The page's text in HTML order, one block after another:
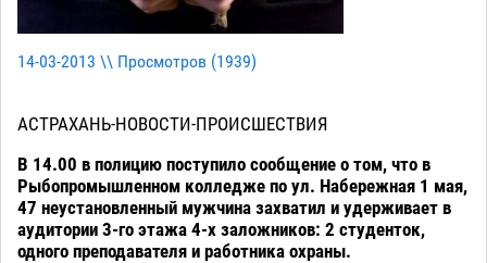
14-03-2013 \\ Просмотров (1939)
АСТРАХАНЬ-НОВОСТИ-ПРОИСШЕСТВИЯ
В 14.00 в полицию поступило сообщение о том, что в
Рыбопромышленном колледже по ул. Набережная 1 мая,
47 неустановленный мужчина захватил и удерживает в
аудитории 3-го этажа 4-х заложников: 2 студенток,
одного преподавателя и работника охраны.